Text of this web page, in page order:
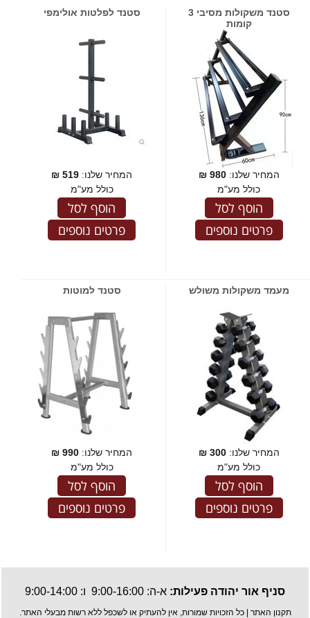
סטנד משקולות מסיבי 3
קומות
המחיר שלנו:980
₪
כולל מע"מ
הוסף לסל
פרטים נוספים
סטנד לפלטות אולימפי
המחיר שלנו: 519
₪
כולל מע"מ
הוסף לסל
פרטים נוספים
מעמד משקולות משולש
המחיר שלנו:300
₪
כולל מע"מ
הוסף לסל
פרטים נוספים
סטנד למוטות
המחיר שלנו: 990
₪
כולל מע"מ
הוסף לסל
פרטים נוספים
סניף אור יהודה פעילות: א-ה: 9:00-16:00 ו: 9:00-14:00
תקנון האתר | כל הזכויות שמורות, אין להעתיק או לשכפל ללא רשות מבעלי האתר.